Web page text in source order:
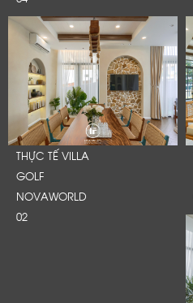
THỰC TẾ VILLA
GOLF
NOVAWORLD
02